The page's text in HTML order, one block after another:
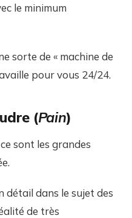
le minimum
sorte de « machine de
pour vous 24/24.
(Pain)
sont les grandes
détail dans le sujet des
de très